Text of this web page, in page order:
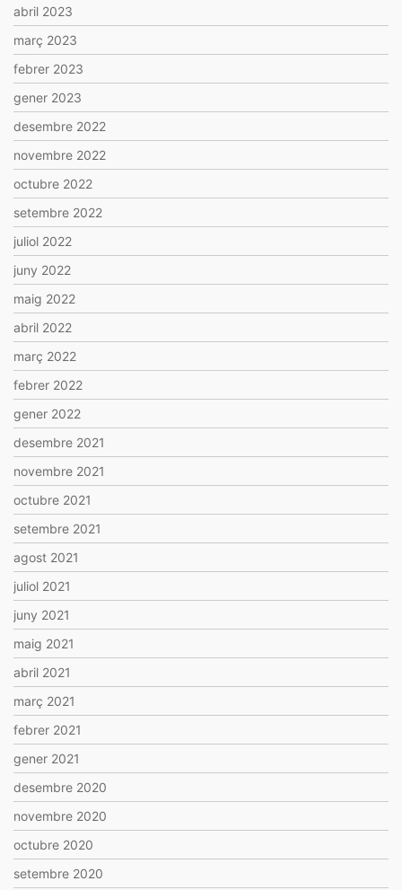
abril 2023
març 2023
febrer 2023
gener 2023
desembre 2022
novembre 2022
octubre 2022
setembre 2022
juliol 2022
juny 2022
maig 2022
abril 2022
març 2022
febrer 2022
gener 2022
desembre 2021
novembre 2021
octubre 2021
setembre 2021
agost 2021
juliol 2021
juny 2021
maig 2021
abril 2021
març 2021
febrer 2021
gener 2021
desembre 2020
novembre 2020
octubre 2020
setembre 2020